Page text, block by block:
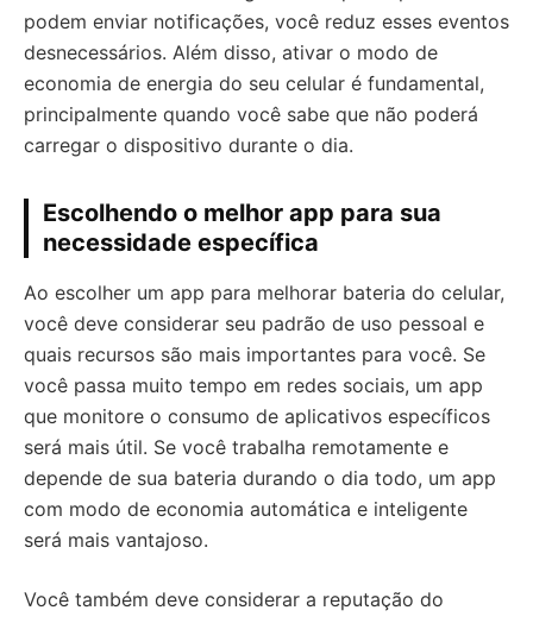
podem enviar notificações, você reduz esses eventos
desnecessários. Além disso, ativar o modo de
economia de energia do seu celular é fundamental,
principalmente quando você sabe que não poderá
carregar o dispositivo durante o dia.
Escolhendo o melhor app para sua
necessidade específica
Ao escolher um app para melhorar bateria do celular,
você deve considerar seu padrão de uso pessoal e
quais recursos são mais importantes para você. Se
você passa muito tempo em redes sociais, um app
que monitore o consumo de aplicativos específicos
será mais útil. Se você trabalha remotamente e
depende de sua bateria durando o dia todo, um app
com modo de economia automática e inteligente
será mais vantajoso.
Você também deve considerar a reputação do